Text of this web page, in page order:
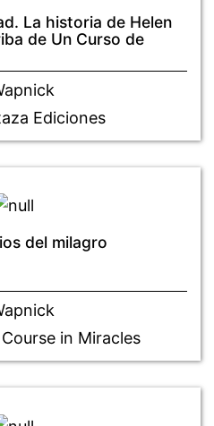
La historia de Helen
de Un Curso de
Ediciones
del milagro
in Miracles